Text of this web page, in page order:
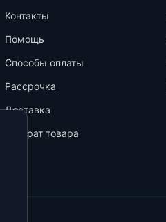
Контакты
Помощь
Способы оплаты
Рассрочка
Доставка
Возврат товара